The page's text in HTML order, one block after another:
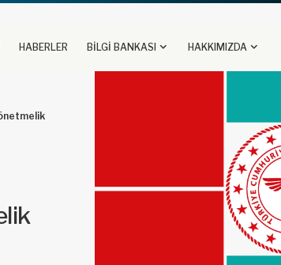
HABERLER BİLGİ BANKASI HAKKIMIZDA